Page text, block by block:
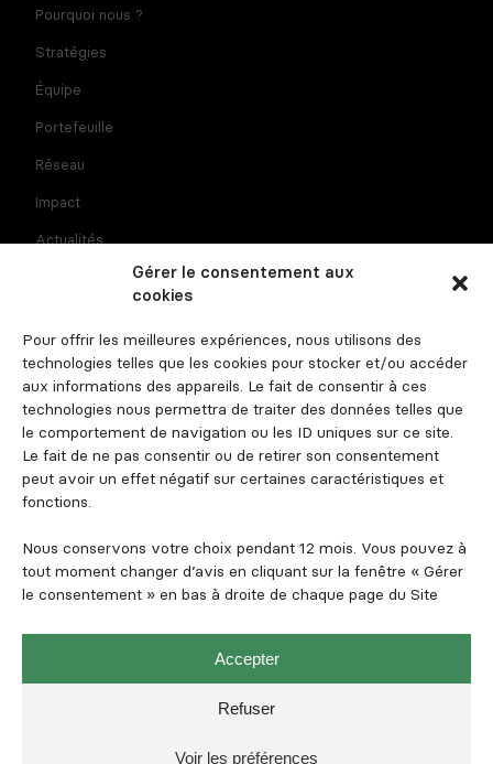
Gérer le consentement aux
cookies
Pour offrir les meilleures expériences, nous utilisons des
technologies telles que les cookies pour stocker et/ou accéder
aux informations des appareils. Le fait de consentir à ces
technologies nous permettra de traiter des données telles que
le comportement de navigation ou les ID uniques sur ce site.
Le fait de ne pas consentir ou de retirer son consentement
peut avoir un effet négatif sur certaines caractéristiques et
fonctions.
Nous conservons votre choix pendant 12 mois. Vous pouvez à
tout moment changer d’avis en cliquant sur la fenêtre « Gérer
le consentement » en bas à droite de chaque page du Site
Accepter
Refuser
Voir les préférences
Notre newsletter est réservée aux dirigeants et
entrepreneurs de l'agroalimentaire. En fournissant votre
adresse e-mail vous consentez à recevoir la newsletter par
courriel. Pour plus d'informations sur le traitement des
données à caractère personnel et sur vos droits, consultez
la
Pourquoi nous ?
Stratégies
Équipe
Portefeuille
Réseau
Impact
Actualités
Suivez-nous
Mentions légales et informations règlementaires
Politique de cookies
FrenchFood Capital 2026 - Tous droits réservés